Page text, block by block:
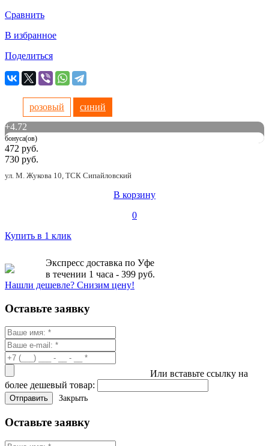
Сравнить
В избранное
Поделиться
розовый
синий
+4.72
бонуса(ов)
472 руб.
730 руб.
ул. М. Жукова 10, ТСК Сипайловский
В корзину
0
Купить в 1 клик
Экспресс доставка по Уфе
в течении 1 часа - 399 руб.
Нашли дешевле? Снизим цену!
Оставьте заявку
Или вставьте ссылку на
более дешевый товар:
Закрыть
Оставьте заявку